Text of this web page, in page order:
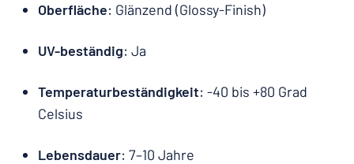
Oberfläche: Glänzend (Glossy-Finish)
UV-beständig: Ja
Temperaturbeständigkeit: -40 bis +80 Grad
Celsius
Lebensdauer: 7–10 Jahre